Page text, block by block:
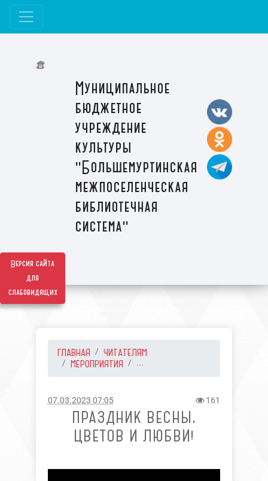
Версия сайта
для
слабовидящих
Муниципальное
бюджетное
учреждение
культуры
"Большемуртинская
межпоселенческая
библиотечная
система"
ГЛАВНАЯ
ЧИТАТЕЛЯМ
МЕРОПРИЯТИЯ
...
07.03.2023 07:05 161
ПРАЗДНИК ВЕСНЫ,
ЦВЕТОВ И ЛЮБВИ!